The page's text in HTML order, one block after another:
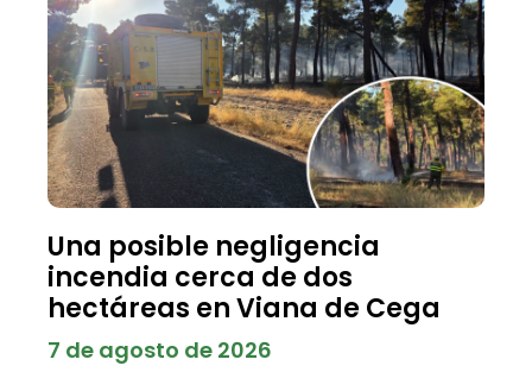
Una posible negligencia
incendia cerca de dos
hectáreas en Viana de Cega
7 de agosto de 2026